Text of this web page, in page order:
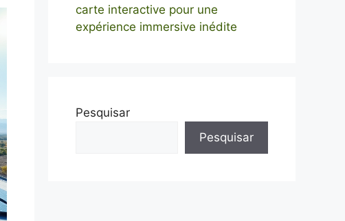
carte interactive pour une
expérience immersive inédite
Pesquisar
Pesquisar